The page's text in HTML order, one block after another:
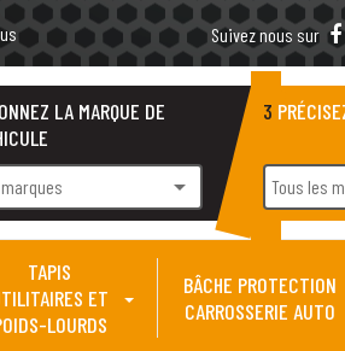
Suivez nous sur
LA MARQUE DE
arrow_drop_down
3
Tous les
TAPIS
ET
LOURDS
BÂCHE PROTECTION
CARROSSERIE AUTO